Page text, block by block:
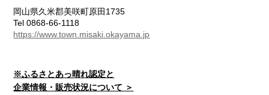
岡山県久米郡美咲町原田1735
Tel 0868-66-1118
https://www.town.misaki.okayama.jp
※ふるさとあっ晴れ認定と
企業情報・販売状況について ＞